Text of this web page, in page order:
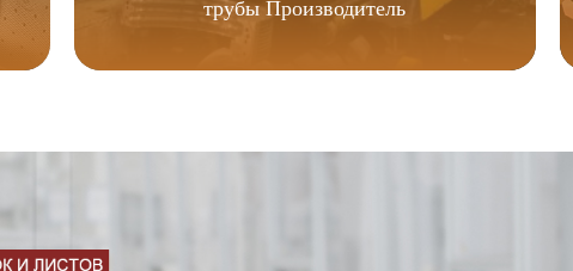
трубы Производитель